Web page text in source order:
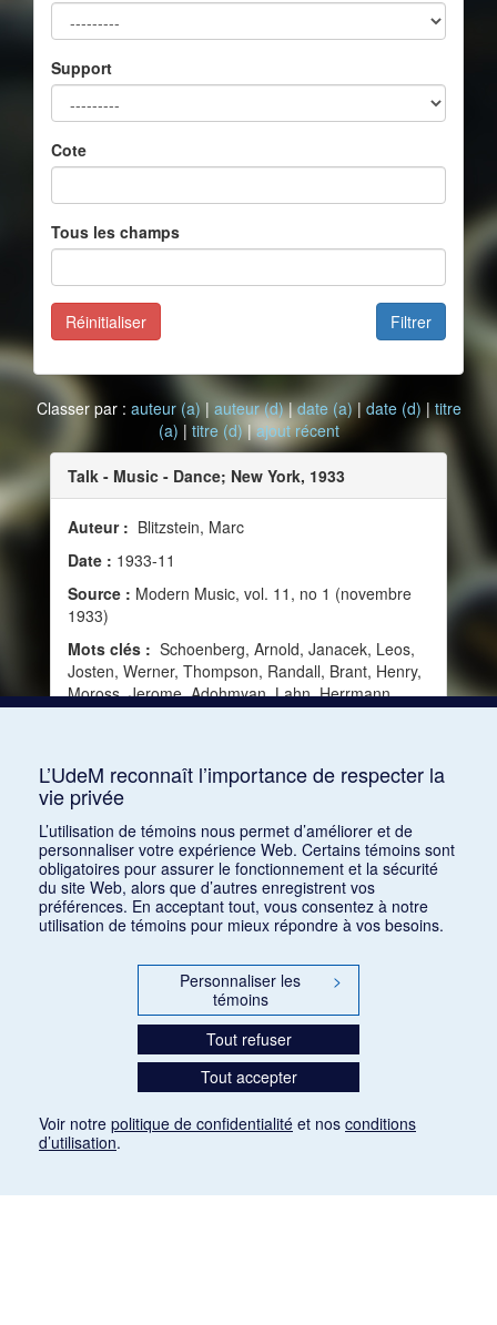
Support
Cote
Tous les champs
Filtrer
Réinitialiser
Classer par : auteur (a) | auteur (d)|date (a)|date (d) | titre
(a) | titre (d)|ajout récent
Talk - Music - Dance; New York, 1933
Auteur : Blitzstein, Marc
Date : 1933-11
Source : Modern Music, vol. 11, no 1 (novembre
1933)
Mots clés : Schoenberg, Arnold, Janacek, Leos,
Josten, Werner, Thompson, Randall, Brant, Henry,
Moross, Jerome, Adohmyan, Lahn, Herrmann,
L’UdeM reconnaît l’importance de respecter la
vie privée
L’utilisation de témoins nous permet d’améliorer et de
personnaliser votre expérience Web. Certains témoins sont
obligatoires pour assurer le fonctionnement et la sécurité
du site Web, alors que d’autres enregistrent vos
préférences. En acceptant tout, vous consentez à notre
utilisation de témoins pour mieux répondre à vos besoins.
Personnaliser les
témoins
>
Tout refuser
Tout accepter
Voir notre politique de confidentialité et nos conditions
d’utilisation.